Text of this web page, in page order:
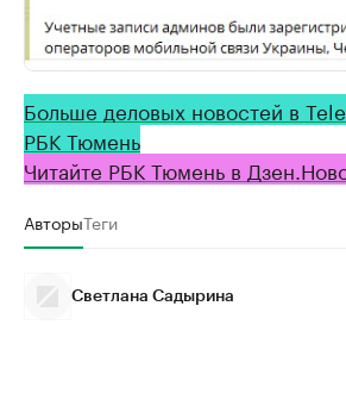
Больше деловых новостей в
РБК Тюмень
Читайте РБК Тюмень в
АвторыТеги
Светлана Садырина